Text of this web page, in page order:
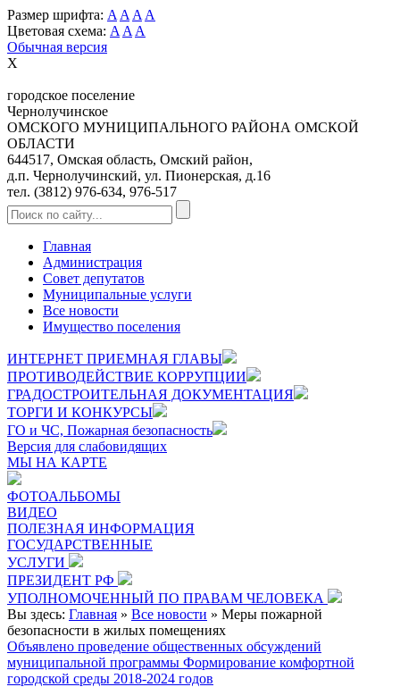
Размер шрифта: A A A A
Цветовая схема: A A A
Обычная версия
X
городское поселение
Чернолучинское
ОМСКОГО МУНИЦИПАЛЬНОГО РАЙОНА ОМСКОЙ
ОБЛАСТИ
644517, Омская область, Омский район,
д.п. Чернолучинский, ул. Пионерская, д.16
тел. (3812) 976-634, 976-517
Главная
Администрация
Совет депутатов
Муниципальные услуги
Все новости
Имущество поселения
ИНТЕРНЕТ ПРИЕМНАЯ ГЛАВЫ
ПРОТИВОДЕЙСТВИЕ КОРРУПЦИИ
ГРАДОСТРОИТЕЛЬНАЯ ДОКУМЕНТАЦИЯ
ТОРГИ И КОНКУРСЫ
ГО и ЧС, Пожарная безопасность
Версия для слабовидящих
МЫ НА КАРТЕ
ФОТОАЛЬБОМЫ
ВИДЕО
ПОЛЕЗНАЯ ИНФОРМАЦИЯ
ГОСУДАРСТВЕННЫЕ
УСЛУГИ
ПРЕЗИДЕНТ РФ
УПОЛНОМОЧЕННЫЙ ПО ПРАВАМ ЧЕЛОВЕКА
Вы здесь: Главная » Все новости » Меры пожарной
безопасности в жилых помещениях
Объявлено проведение общественных обсуждений
муниципальной программы Формирование комфортной
городской среды 2018-2024 годов